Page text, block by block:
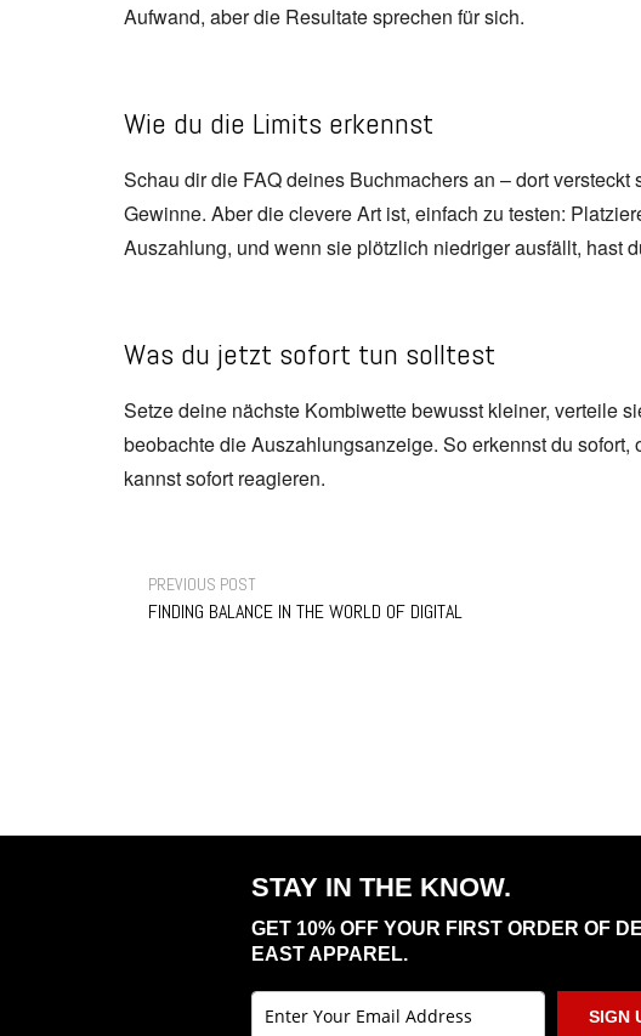
Aufwand, aber die Resultate sprechen für sich.
Wie du die Limits erkennst
Schau dir die FAQ deines Buchmachers an – dort
Gewinne. Aber die clevere Art ist, einfach zu testen:
Auszahlung, und wenn sie plötzlich niedriger ausfällt, hast
Was du jetzt sofort tun solltest
Setze deine nächste Kombiwette bewusst kleiner, verteile
beobachte die Auszahlungsanzeige. So erkennst du
kannst sofort reagieren.
PREVIOUS POST
FINDING BALANCE IN THE WORLD OF DIGITAL
STAY IN THE KNOW.
GET 10% OFF YOUR FIRST ORDER OF
EAST APPAREL.
SIGN